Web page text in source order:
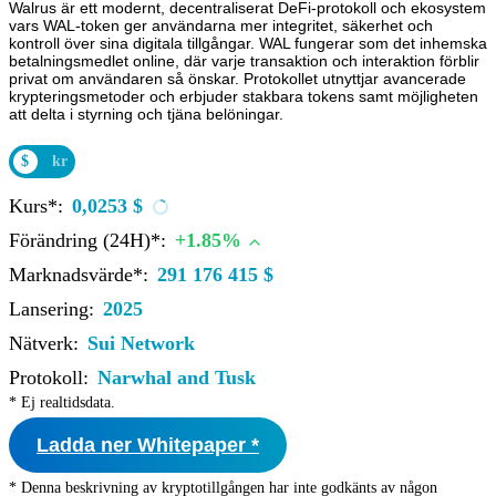
Walrus är ett modernt, decentraliserat DeFi-protokoll och ekosystem
vars WAL-token ger användarna mer integritet, säkerhet och
kontroll över sina digitala tillgångar. WAL fungerar som det inhemska
betalningsmedlet online, där varje transaktion och interaktion förblir
privat om användaren så önskar. Protokollet utnyttjar avancerade
krypteringsmetoder och erbjuder stakbara tokens samt möjligheten
att delta i styrning och tjäna belöningar.
$ kr
Kurs*: 0,0253 $
Förändring (24H)*: +1.85%
Marknadsvärde*: 291 176 415 $
Lansering: 2025
Nätverk: Sui Network
Protokoll: Narwhal and Tusk
* Ej realtidsdata.
Ladda ner Whitepaper *
* Denna beskrivning av kryptotillgången har inte godkänts av någon